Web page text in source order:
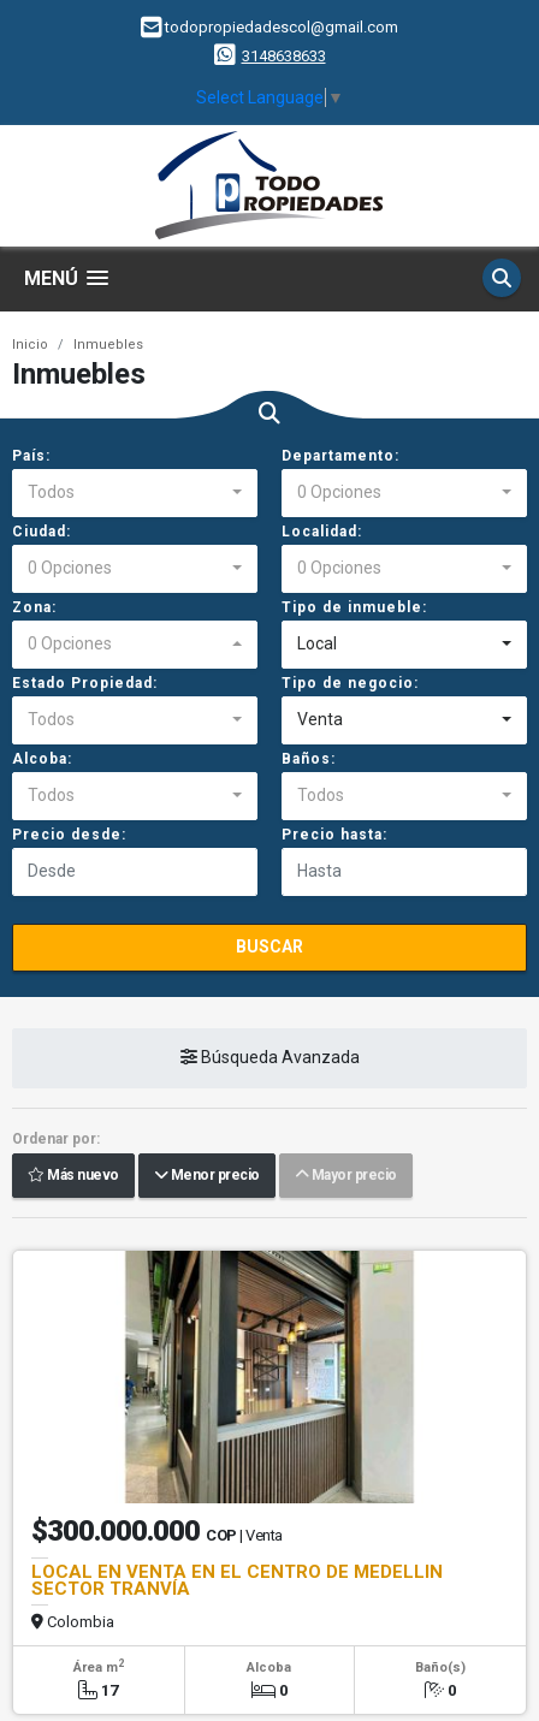
todopropiedadescol@gmail.com
3148638633
Select Language ▼
MENÚ
Inicio Inmuebles
Inmuebles
País:
Todos
Departamento:
0 Opciones
Ciudad:
0 Opciones
Localidad:
0 Opciones
Zona:
0 Opciones
Tipo de inmueble:
Local
Estado Propiedad:
Todos
Tipo de negocio:
Venta
Alcoba:
Todos
Baños:
Todos
Precio desde: Precio hasta:
BUSCAR
Búsqueda Avanzada
Ordenar por:
Más nuevo Menor precio Mayor precio
$300.000.000 COP | Venta
LOCAL EN VENTA EN EL CENTRO DE MEDELLIN
SECTOR TRANVÍA
Colombia
Área m2
17
Alcoba
0
Baño(s)
0